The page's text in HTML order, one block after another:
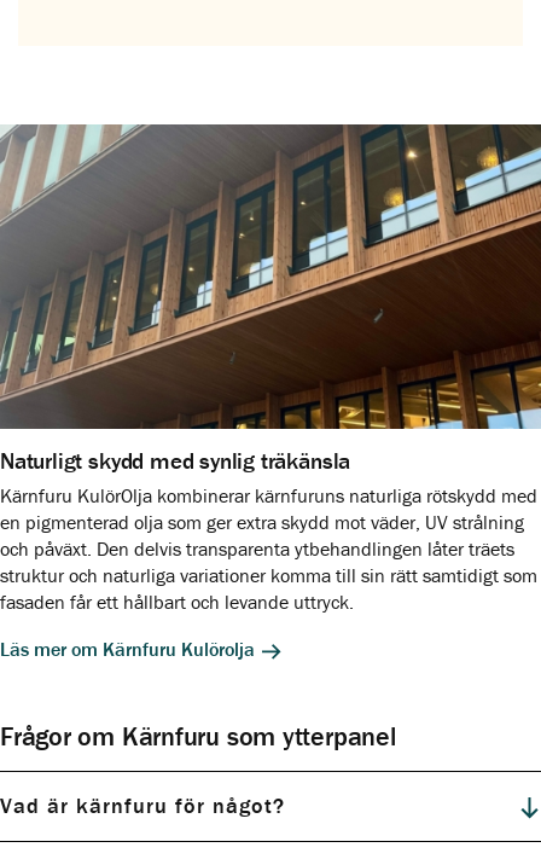
Naturligt skydd med synlig träkänsla
Kärnfuru KulörOlja kombinerar kärnfuruns naturliga rötskydd med
en pigmenterad olja som ger extra skydd mot väder, UV strålning
och påväxt. Den delvis transparenta ytbehandlingen låter träets
struktur och naturliga variationer komma till sin rätt samtidigt som
fasaden får ett hållbart och levande uttryck.
Läs mer om Kärnfuru Kulörolja
Frågor om Kärnfuru som ytterpanel
Vad är kärnfuru för något?